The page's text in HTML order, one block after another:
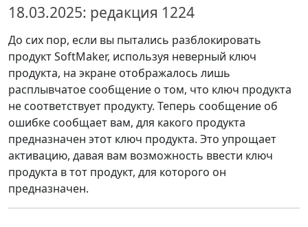
18.03.2025: редакция 1224
До сих пор, если вы пытались разблокировать
продукт SoftMaker, используя неверный ключ
продукта, на экране отображалось лишь
расплывчатое сообщение о том, что ключ продукта
не соответствует продукту. Теперь сообщение об
ошибке сообщает вам, для какого продукта
предназначен этот ключ продукта. Это упрощает
активацию, давая вам возможность ввести ключ
продукта в тот продукт, для которого он
предназначен.